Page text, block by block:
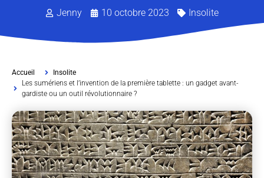
Jenny 10 octobre 2023 Insolite
Accueil
Insolite
Les sumériens et l’invention de la première tablette : un gadget avant-
gardiste ou un outil révolutionnaire ?